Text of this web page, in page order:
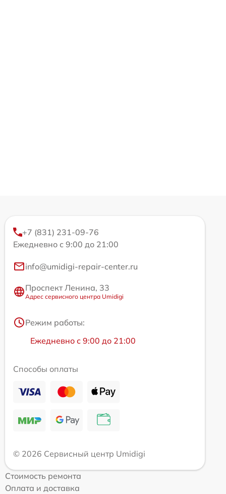
+7 (831) 231-09-76
Ежедневно с 9:00 до 21:00
info@umidigi-repair-center.ru
Проспект Ленина, 33
Адрес сервисного центра Umidigi
Режим работы:
Ежедневно с 9:00 до 21:00
Способы оплаты
© 2026 Сервисный центр Umidigi
Стоимость ремонта
Оплата и доставка